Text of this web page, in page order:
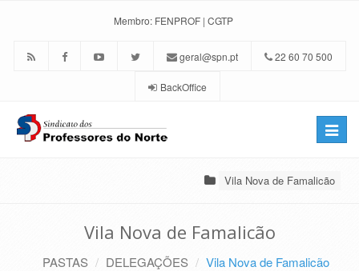
Membro: FENPROF | CGTP
geral@spn.pt 22 60 70 500
BackOffice
Toggle
Vila Nova de Famalicão
Vila Nova de Famalicão
PASTAS DELEGAÇÕES Vila Nova de Famalicão